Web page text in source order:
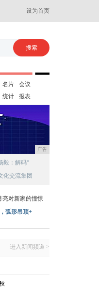
设为首页
名片
会议
统计 报表
广告
毅：解码“
化交流集团
亮对新家的憧憬
弧形吊顶+
进入新闻频道 >